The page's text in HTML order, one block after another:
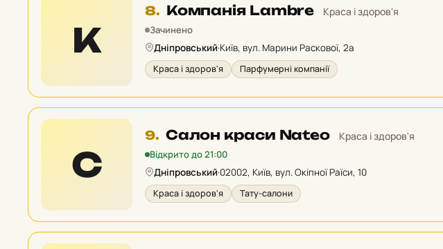
К
8. Місце
8
рейтингу:
Компанія Lambre Краса і здоров'я
Зачинено
Дніпровський·Київ, вул. Марини Раскової, 2а
Краса і здоров'я Парфумерні компанії
С
9. Місце
9
у
рейтингу:
Салон краси Nateo Краса і здоров'я
Відкрито до 21:00
Дніпровський·02002, Київ, вул. Окіпної Раїси, 10
Краса і здоров'я Тату-салони